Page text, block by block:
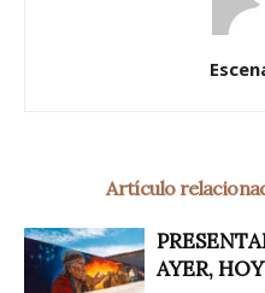
Artículo
AYER,